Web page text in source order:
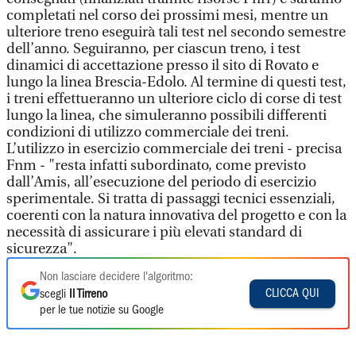
completati nel corso dei prossimi mesi, mentre un
ulteriore treno eseguirà tali test nel secondo semestre
dell’anno. Seguiranno, per ciascun treno, i test
dinamici di accettazione presso il sito di Rovato e
lungo la linea Brescia-Edolo. Al termine di questi test,
i treni effettueranno un ulteriore ciclo di corse di test
lungo la linea, che simuleranno possibili differenti
condizioni di utilizzo commerciale dei treni.
L’utilizzo in esercizio commerciale dei treni - precisa
Fnm - "resta infatti subordinato, come previsto
dall’Amis, all’esecuzione del periodo di esercizio
sperimentale. Si tratta di passaggi tecnici essenziali,
coerenti con la natura innovativa del progetto e con la
necessità di assicurare i più elevati standard di
sicurezza".
Non lasciare decidere l'algoritmo:
scegli
Il Tirreno
per le tue notizie su Google
CLICCA QUI